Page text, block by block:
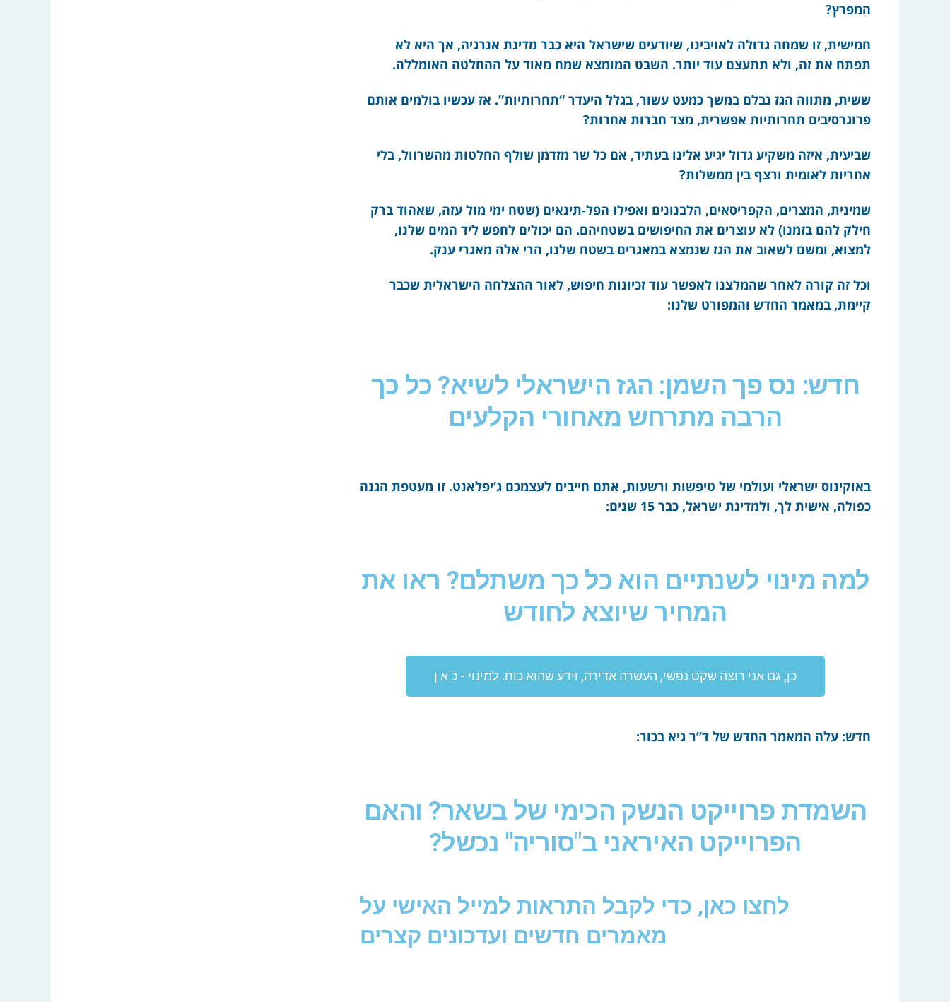
המפרץ?
חמישית, זו שמחה גדולה לאויבינו, שיודעים שישראל היא כבר מדינת אנרגיה, אך היא לא
תפתח את זה, ולא תתעצם עוד יותר. השבט המומצא שמח מאוד על ההחלטה האומללה.
ששית, מתווה הגז נבלם במשך כמעט עשור, בגלל היעדר “תחרותיות”. אז עכשיו בולמים אותם
פרוגרסיבים תחרותיות אפשרית, מצד חברות אחרות?
שביעית, איזה משקיע גדול יגיע אלינו בעתיד, אם כל שר מזדמן שולף החלטות מהשרוול, בלי
אחריות לאומית ורצף בין ממשלות?
שמינית, המצרים, הקפריסאים, הלבנונים ואפילו הפל-תינאים (שטח ימי מול עזה, שאהוד ברק
חילק להם בזמנו) לא עוצרים את החיפושים בשטחיהם. הם יכולים לחפש ליד המים שלנו,
למצוא, ומשם לשאוב את הגז שנמצא במאגרים בשטח שלנו, הרי אלה מאגרי ענק.
וכל זה קורה לאחר שהמלצנו לאפשר עוד זכיונות חיפוש, לאור ההצלחה הישראלית שכבר
קיימת, במאמר החדש והמפורט שלנו:
חדש: נס פך השמן: הגז הישראלי לשיא? כל כך
הרבה מתרחש מאחורי הקלעים
באוקינוס ישראלי ועולמי של טיפשות ורשעות, אתם חייבים לעצמכם ג’יפלאנט. זו מעטפת הגנה
כפולה, אישית לך, ולמדינת ישראל, כבר 15 שנים:
למה מינוי לשנתיים הוא כל כך משתלם? ראו את
המחיר שיוצא לחודש
כן, גם אני רוצה שקט נפשי, העשרה אדירה, וידע שהוא כוח. למינוי - כ א ן
חדש: עלה המאמר החדש של ד”ר גיא בכור:
השמדת פרוייקט הנשק הכימי של בשאר? והאם
הפרוייקט האיראני ב"סוריה" נכשל?
לחצו כאן, כדי לקבל התראות למייל האישי על
מאמרים חדשים ועדכונים קצרים